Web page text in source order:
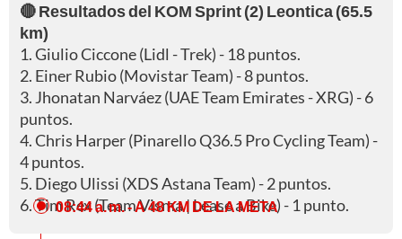
🔴 Resultados del KOM Sprint (2) Leontica (65.5
km)
1. Giulio Ciccone (Lidl - Trek) - 18 puntos.
2. Einer Rubio (Movistar Team) - 8 puntos.
3. Jhonatan Narváez (UAE Team Emirates - XRG) - 6
puntos.
4. Chris Harper (Pinarello Q36.5 Pro Cycling Team) -
4 puntos.
5. Diego Ulissi (XDS Astana Team) - 2 puntos.
6. Tim Rex (Team Visma | Lease a Bike) - 1 punto.
08:44 a. m.- A 48 KM DE LA META